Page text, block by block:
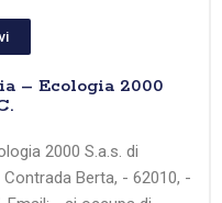
– Ecologia 2000
2000 S.a.s. di
Berta, - 62010, -